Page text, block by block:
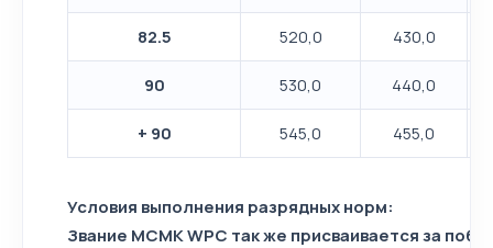
82.5 520,0 430,0
90 530,0 440,0
+ 90 545,0 455,0
Условия выполнения разрядных норм:
Звание МСМК WPC так же присваивается за